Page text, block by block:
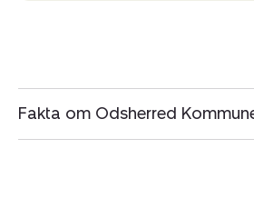
Fakta om Odsherred